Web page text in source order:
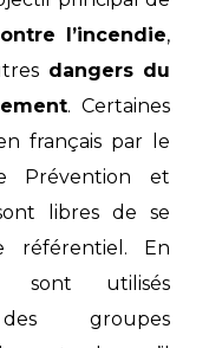
l’incendie,
dangers du
. Certaines
français par le
Prévention et
libres de se
référentiel. En
utilisés
groupes